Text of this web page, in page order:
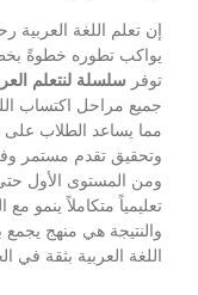
إن تعلم اللغة
يواكب تطوره خطوةً
توفر سلسلة لنتعلم
جميع مراحل اكتساب
مما يساعد الطلاب على
وتحقيق تقدم مستمر
تعليمياً متكاملاً ينمو
والنتيجة هي منهج يجمع
اللغة العربية بثقة في